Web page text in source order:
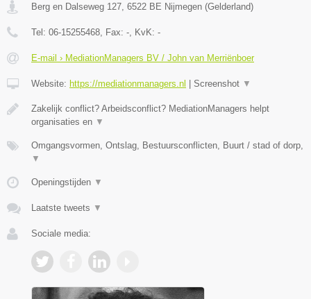
Berg en Dalseweg 127 6522 BE Nijmegen (Gelderland)
Tel: 06-15255468 , Fax: - , KvK: -
E-mail › MediationManagers BV / John van Merriënboer
Website: https://mediationmanagers.nl Screenshot ▼
Zakelijk conflict? Arbeidsconflict? MediationManagers helpt
organisaties en ▼
Omgangsvormen, Ontslag, Bestuursconflicten, Buurt / stad of dorp,
▼
Openingstijden ▼
Laatste tweets ▼
Sociale media: